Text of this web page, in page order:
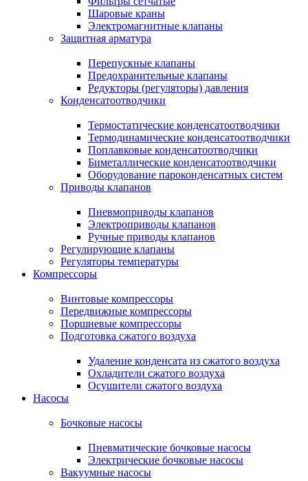
Шаровые краны
Электромагнитные клапаны
Защитная арматура
Перепускные клапаны
Предохранительные клапаны
Редукторы (регуляторы) давления
Конденсатоотводчики
Термостатические конденсатоотводчики
Термодинамические конденсатоотводчики
Поплавковые конденсатоотводчики
Биметаллические конденсатоотводчики
Оборудование пароконденсатных систем
Приводы клапанов
Пневмоприводы клапанов
Электроприводы клапанов
Ручные приводы клапанов
Регулирующие клапаны
Регуляторы температуры
Компрессоры
Винтовые компрессоры
Передвижные компрессоры
Поршневые компрессоры
Подготовка сжатого воздуха
Удаление конденсата из сжатого воздуха
Охладители сжатого воздуха
Осушители сжатого воздуха
Насосы
Бочковые насосы
Пневматические бочковые насосы
Электрические бочковые насосы
Вакуумные насосы